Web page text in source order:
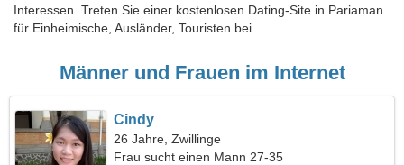
Interessen. Treten Sie einer kostenlosen Dating-Site in Pariaman
für Einheimische, Ausländer, Touristen bei.
Männer und Frauen im Internet
Cindy
26 Jahre, Zwillinge
Frau sucht einen Mann 27-35